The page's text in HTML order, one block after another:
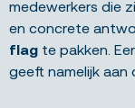
medewerkers die
en concrete
flag te pakken.
geeft namelijk